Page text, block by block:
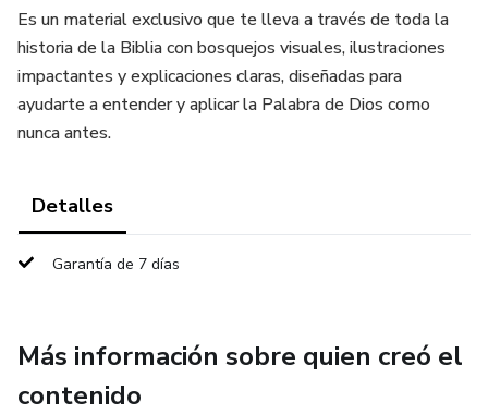
Es un material exclusivo que te lleva a través de toda la
historia de la Biblia con bosquejos visuales, ilustraciones
impactantes y explicaciones claras, diseñadas para
ayudarte a entender y aplicar la Palabra de Dios como
nunca antes.
Detalles
Garantía de 7 días
Más información sobre quien creó el
contenido